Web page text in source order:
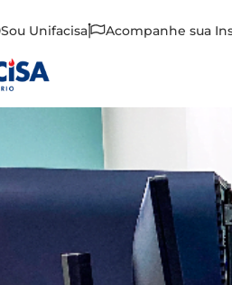
Sou Unifacisa Acompanhe sua